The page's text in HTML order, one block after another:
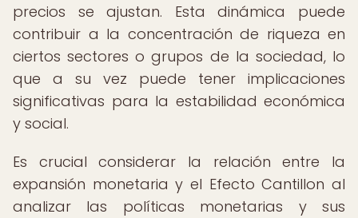
precios se ajustan. Esta dinámica puede
contribuir a la concentración de riqueza en
ciertos sectores o grupos de la sociedad, lo
que a su vez puede tener implicaciones
significativas para la estabilidad económica
y social.
Es crucial considerar la relación entre la
expansión monetaria y el Efecto Cantillon al
analizar las políticas monetarias y sus